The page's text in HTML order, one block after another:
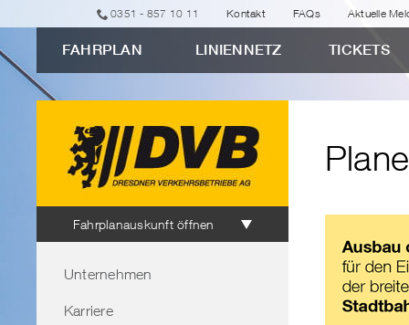
Verbindungssuche
"Planen
und
0351 - 857 10 11 Kontakt FAQs Aktuelle
FAHRPLAN LINIENNETZ TICKETS
Fahrplanauskunft öffnen
Unternehmen
Karriere